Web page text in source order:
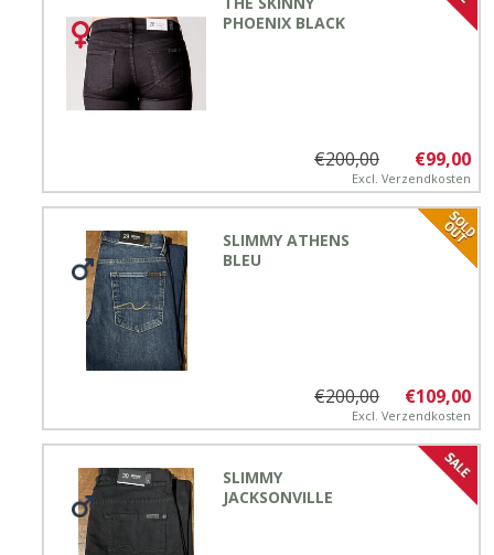
PHOENIX BLACK
€99,00
€200,00
Excl. Verzendkosten
SLIMMY ATHENS
BLEU
€109,00
€200,00
Excl. Verzendkosten
SLIMMY
JACKSONVILLE